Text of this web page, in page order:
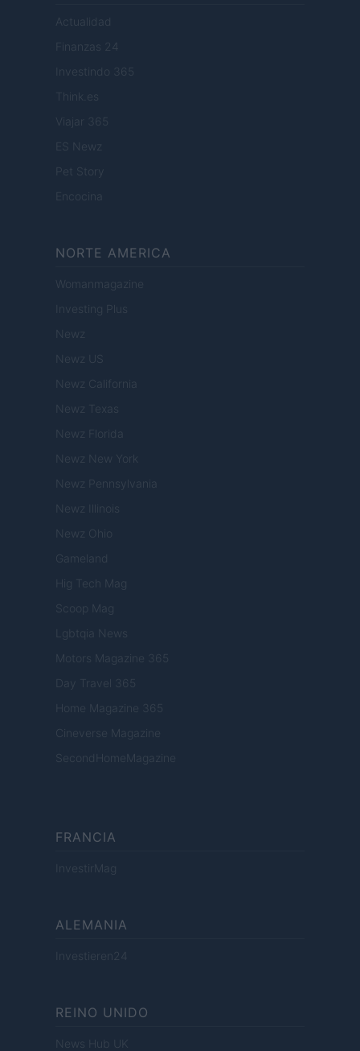
Actualidad
Finanzas 24
Investindo 365
Think.es
Viajar 365
ES Newz
Pet Story
Encocina
NORTE AMERICA
Womanmagazine
Investing Plus
Newz
Newz US
Newz California
Newz Texas
Newz Florida
Newz New York
Newz Pennsylvania
Newz Illinois
Newz Ohio
Gameland
Hig Tech Mag
Scoop Mag
Lgbtqia News
Motors Magazine 365
Day Travel 365
Home Magazine 365
Cineverse Magazine
SecondHomeMagazine
FRANCIA
InvestirMag
ALEMANIA
Investieren24
REINO UNIDO
News Hub UK